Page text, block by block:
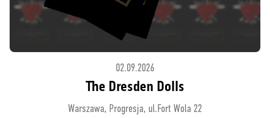
02.09.2026
The Dresden Dolls
Warszawa, Progresja, ul.Fort Wola 22